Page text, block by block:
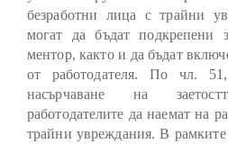
безработни лица с трайни
могат да бъдат подкрепени
ментор, както и да бъдат
от работодателя. По чл.
насърчаване на
работодателите да наемат на
трайни увреждания. В